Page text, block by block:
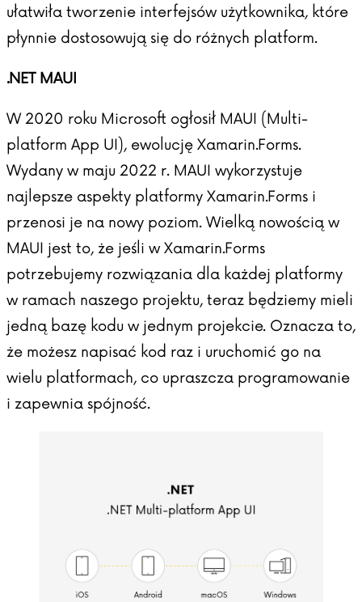
ułatwiła tworzenie interfejsów użytkownika, które
płynnie dostosowują się do różnych platform.
.NET MAUI
W 2020 roku Microsoft ogłosił MAUI (Multi-
platform App UI), ewolucję Xamarin.Forms.
Wydany w maju 2022 r. MAUI wykorzystuje
najlepsze aspekty platformy Xamarin.Forms i
przenosi je na nowy poziom. Wielką nowością w
MAUI jest to, że jeśli w Xamarin.Forms
potrzebujemy rozwiązania dla każdej platformy
w ramach naszego projektu, teraz będziemy mieli
jedną bazę kodu w jednym projekcie. Oznacza to,
że możesz napisać kod raz i uruchomić go na
wielu platformach, co upraszcza programowanie
i zapewnia spójność.